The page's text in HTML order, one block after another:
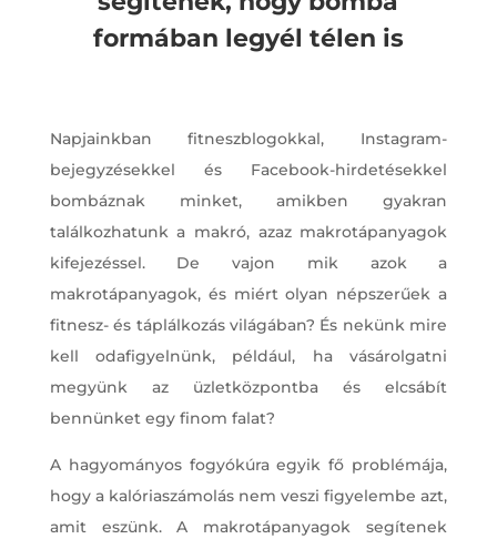
formában legyél télen is
Napjainkban fitneszblogokkal, Instagram-
bejegyzésekkel és Facebook-hirdetésekkel
bombáznak minket, amikben gyakran
találkozhatunk a makró, azaz makrotápanyagok
kifejezéssel. De vajon mik azok a
makrotápanyagok, és miért olyan népszerűek a
fitnesz- és táplálkozás világában? És nekünk mire
kell odafigyelnünk, például, ha vásárolgatni
megyünk az üzletközpontba és elcsábít
bennünket egy finom falat?
A hagyományos fogyókúra egyik fő problémája,
hogy a kalóriaszámolás nem veszi figyelembe azt,
amit eszünk. A makrotápanyagok segítenek